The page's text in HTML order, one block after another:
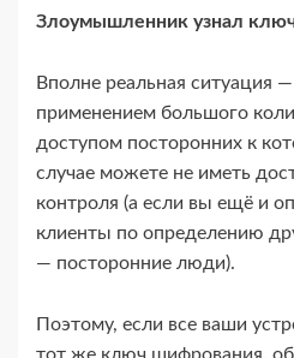
Злоумышленник узнал
Вполне реальная ситуация —
применением большого
доступом посторонних к
случае можете не иметь
контроля (а если вы ещё и
клиенты по определению
— посторонние люди).
Поэтому, если все ваши